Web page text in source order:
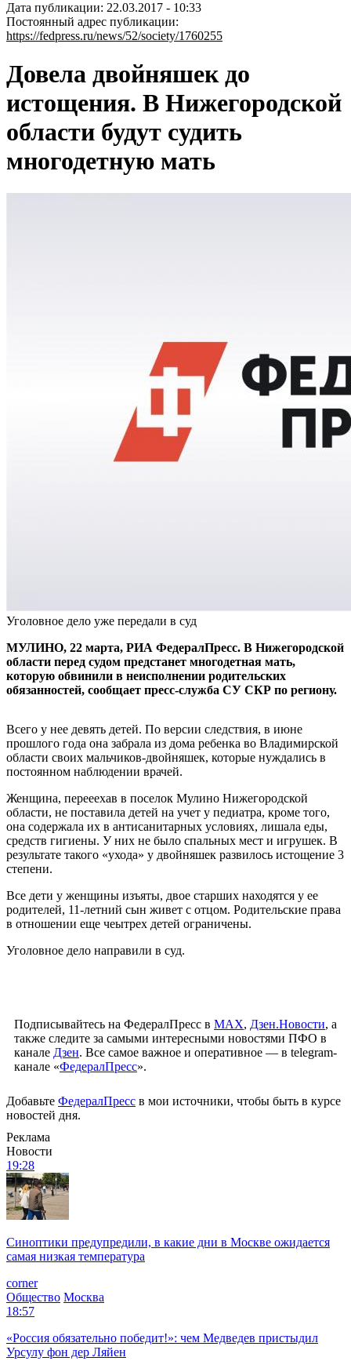
Дата публикации: 22.03.2017 - 10:33
Постоянный адрес публикации:
https://fedpress.ru/news/52/society/1760255
Довела двойняшек до
истощения. В Нижегородской
области будут судить
многодетную мать
Уголовное дело уже передали в суд
МУЛИНО, 22 марта, РИА ФедералПресс. В Нижегородской
области перед судом предстанет многодетная мать,
которую обвинили в неисполнении родительских
обязанностей, сообщает пресс-служба СУ СКР по региону.
Всего у нее девять детей. По версии следствия, в июне
прошлого года она забрала из дома ребенка во Владимирской
области своих мальчиков-двойняшек, которые нуждались в
постоянном наблюдении врачей.
Женщина, перееехав в поселок Мулино Нижегородской
области, не поставила детей на учет у педиатра, кроме того,
она содержала их в антисанитарных условиях, лишала еды,
средств гигиены. У них не было спальных мест и игрушек. В
результате такого «ухода» у двойняшек развилось истощение 3
степени.
Все дети у женщины изъяты, двое старших находятся у ее
родителей, 11-летний сын живет с отцом. Родительские права
в отношении еще чеытрех детей ограничены.
Уголовное дело направили в суд.
Подписывайтесь на ФедералПресс в МАХ, Дзен.Новости, а
также следите за самыми интересными новостями ПФО в
канале Дзен. Все самое важное и оперативное — в telegram-
канале «ФедералПресс».
Добавьте ФедералПресс в мои источники, чтобы быть в курсе
новостей дня.
Реклама
Новости
19:28
Синоптики предупредили, в какие дни в Москве ожидается
самая низкая температура
corner
Общество Москва
18:57
«Россия обязательно победит!»: чем Медведев пристыдил
Урсулу фон дер Ляйен